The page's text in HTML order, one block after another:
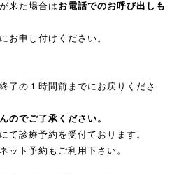
来た場合は お電話でのお呼び出しも
お申し付けください。
了の１時間前までにお戻りくださ
のでご了承ください。
て診療予約を受付ております。
ット予約もご利用下さい。